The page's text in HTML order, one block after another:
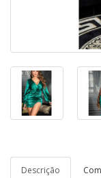
Descrição